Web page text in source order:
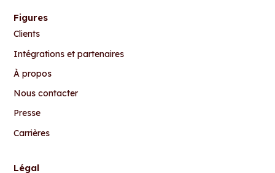
Figures
Clients
Intégrations et partenaires
À propos
Nous contacter
Presse
Carrières
Légal